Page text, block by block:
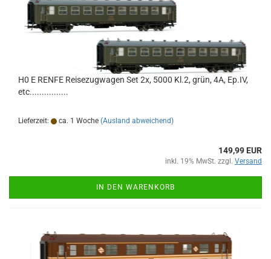
H0 E RENFE Reisezugwagen Set 2x, 5000 Kl.2, grün, 4A, Ep.IV,
etc................
Lieferzeit: ca. 1 Woche (Ausland abweichend)
149,99 EUR
inkl. 19% MwSt. zzgl. Versand
IN DEN WARENKORB